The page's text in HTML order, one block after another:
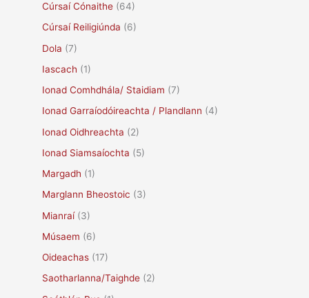
Cúrsaí Cónaithe (64)
Cúrsaí Reiligiúnda (6)
Dola (7)
Iascach (1)
Ionad Comhdhála/ Staidiam (7)
Ionad Garraíodóireachta / Plandlann (4)
Ionad Oidhreachta (2)
Ionad Siamsaíochta (5)
Margadh (1)
Marglann Bheostoic (3)
Mianraí(3)
Músaem (6)
Oideachas (17)
Saotharlanna/Taighde (2)